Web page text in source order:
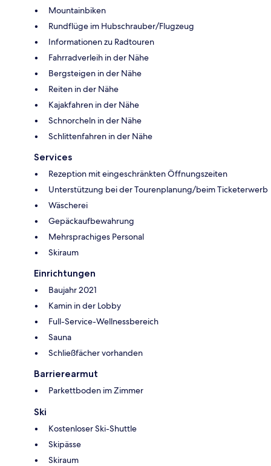
Mountainbiken
Rundflüge im Hubschrauber/Flugzeug
Informationen zu Radtouren
Fahrradverleih in der Nähe
Bergsteigen in der Nähe
Reiten in der Nähe
Kajakfahren in der Nähe
Schnorcheln in der Nähe
Schlittenfahren in der Nähe
Services
Rezeption mit eingeschränkten Öffnungszeiten
Unterstützung bei der Tourenplanung/beim Ticketerwerb
Wäscherei
Gepäckaufbewahrung
Mehrsprachiges Personal
Skiraum
Einrichtungen
Baujahr 2021
Kamin in der Lobby
Full-Service-Wellnessbereich
Sauna
Schließfächer vorhanden
Barrierearmut
Parkettboden im Zimmer
Ski
Kostenloser Ski-Shuttle
Skipässe
Skiraum